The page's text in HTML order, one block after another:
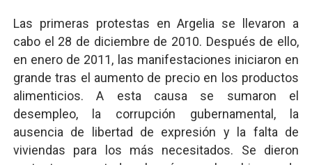
Las primeras protestas en Argelia se llevaron a
cabo el 28 de diciembre de 2010. Después de ello,
en enero de 2011, las manifestaciones iniciaron en
grande tras el aumento de precio en los productos
alimenticios. A esta causa se sumaron el
desempleo, la corrupción gubernamental, la
ausencia de libertad de expresión y la falta de
viviendas para los más necesitados. Se dieron